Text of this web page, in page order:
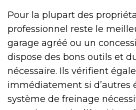
Pour la plupart des
professionnel reste le
garage agréé ou un
dispose des bons outils et
nécessaire. Ils vérifient
immédiatement si d’autres
système de freinage